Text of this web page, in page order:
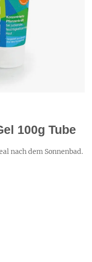
100g Tube
nach dem Sonnenbad.